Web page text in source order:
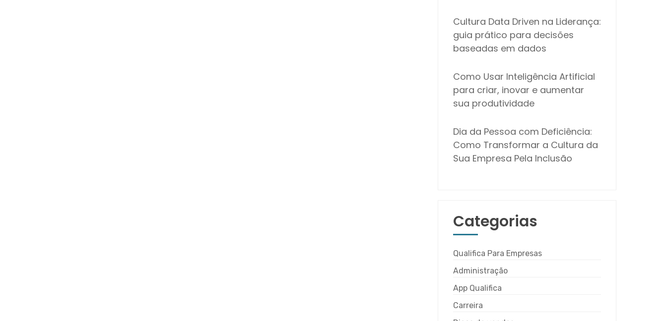
Cultura Data Driven na Liderança:
guia prático para decisões
baseadas em dados
Como Usar Inteligência Artificial
para criar, inovar e aumentar
sua produtividade
Dia da Pessoa com Deficiência:
Como Transformar a Cultura da
Sua Empresa Pela Inclusão
Categorias
Qualifica Para Empresas
Administração
App Qualifica
Carreira